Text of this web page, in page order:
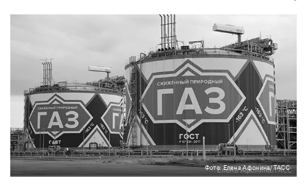
Фото: Елена Афонина/ТАСС